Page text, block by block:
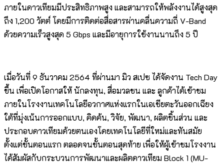
ภายในดาวเทียมมีประสิทธิภาพสูง และสามารถให้พลังงานได้สูงสุด
ถึง 1,200 วัตต์ โดยมีการติดต่อสื่อสารผ่านคลื่นความถี่ V-Band
ด้วยความเร็วสูงสุด 5 Gbps และมีอายุการใช้งานนานถึง 5 ปี
เมื่อวันที่ 9 ธันวาคม 2564 ที่ผ่านมา มิว สเปซ ได้จัดงาน Tech Day
ขึ้น เพื่อเปิดโอกาสให้ นักลงทุน, สื่อมวลชน และ ลูกค้าได้เข้าชม
ภายในโรงงานเทคโนโลยีอวกาศแห่งแรกในเอเชียตะวันออกเฉียง
ใต้ที่มุ่งเน้นการออกแบบ, คิดค้น, วิจัย, พัฒนา, ผลิตชิ้นส่วน และ
ประกอบดาวเทียมด้วยตนเองโดยเทคโนโลยีที่ใหม่และทันสมัย
ตั้งแต่ขั้นตอนแรก ตลอดจนขั้นตอนสุดท้าย เพื่อให้ผู้เข้าชมโรงงาน
ได้สัมผัสกับกระบวนการพัฒนาและผลิตดาวเทียม Block 1 (MU-